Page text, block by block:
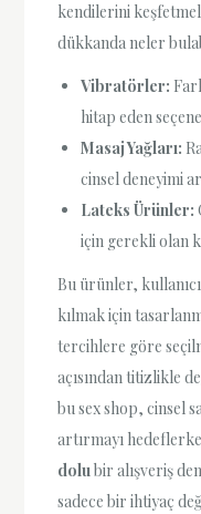
kendilerini
dükkanda neler
Vibratörler:
hitap eden
Masaj Yağları:
cinsel deneyimi
Lateks Ürünler:
için gerekli olan
Bu ürünler,
kılmak için
tercihlere göre
açısından titizlikle
bu sex shop, cinsel
artırmayı
dolubir alışveriş
sadece bir ihtiyaç